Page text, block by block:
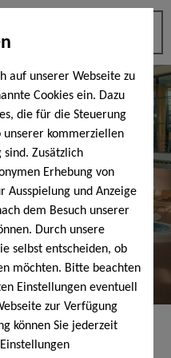
auf unserer Webseite zu
Cookies ein. Dazu
die für die Steuerung
unserer kommerziellen
Zusätzlich
Erhebung von
Ausspielung und Anzeige
dem Besuch unserer
Durch unsere
selbst entscheiden, ob
möchten. Bitte beachten
Einstellungen eventuell
zur Verfügung
können Sie jederzeit